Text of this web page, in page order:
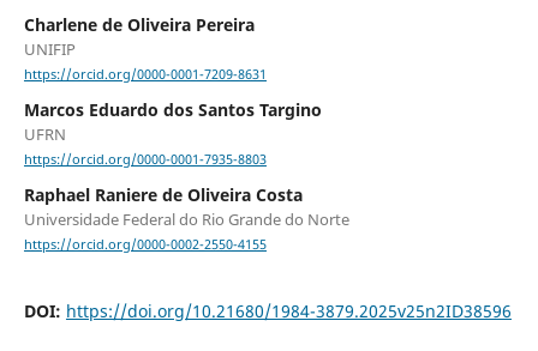
Charlene de Oliveira Pereira
UNIFIP
https://orcid.org/0000-0001-7209-8631
Marcos Eduardo dos Santos Targino
UFRN
https://orcid.org/0000-0001-7935-8803
Raphael Raniere de Oliveira Costa
Universidade Federal do Rio Grande do Norte
https://orcid.org/0000-0002-2550-4155
DOI: https://doi.org/10.21680/1984-3879.2025v25n2ID38596